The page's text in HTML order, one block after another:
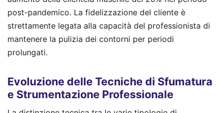
post-pandemico. La fidelizzazione del cliente è
strettamente legata alla capacità del professionista di
mantenere la pulizia dei contorni per periodi
prolungati.
Evoluzione delle Tecniche di Sfumatura
e Strumentazione Professionale